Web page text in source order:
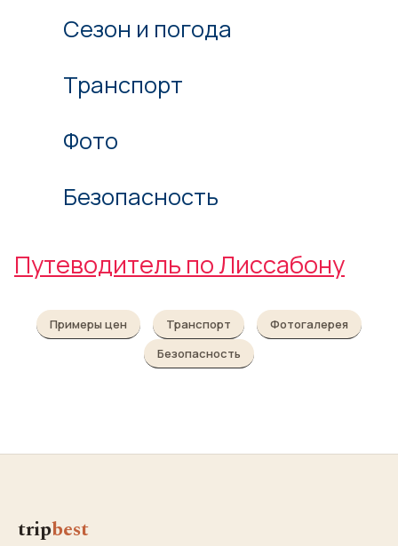
Сезон и погода
Транспорт
Фото
Безопасность
Путеводитель по Лиссабону
Примеры цен Транспорт
Фотогалерея
Безопасность
tripbest